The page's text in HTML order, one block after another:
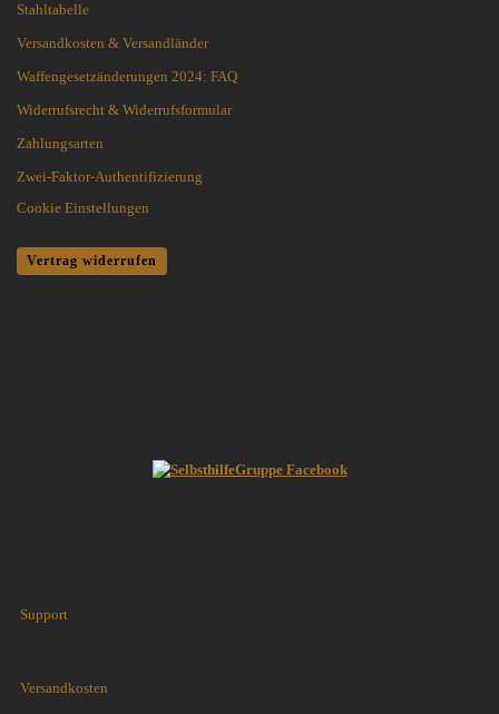
Stahltabelle
Versandkosten & Versandländer
Waffengesetzänderungen 2024: FAQ
Widerrufsrecht & Widerrufsformular
Zahlungsarten
Zwei-Faktor-Authentifizierung
Cookie Einstellungen
Vertrag widerrufen
Support
Versandkosten